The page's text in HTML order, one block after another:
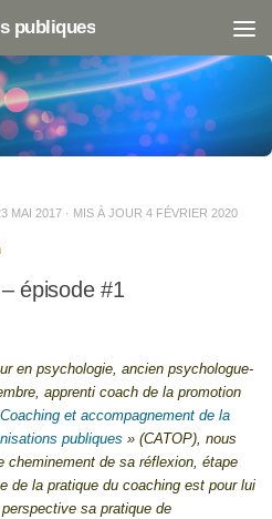
publiques
Psycho versus Coach –
MAI 2017 · MIS À JOUR 4 FÉVRIER 2020
épisode #1
en psychologie, ancien psychologue-
apprenti coach de la promotion
Coaching et accompagnement de la
publiques » (CATOP), nous
cheminement de sa réflexion, étape
de la pratique du coaching est pour lui
sa pratique de